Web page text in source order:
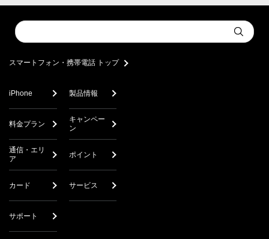
Conduct
a
Submit
スマートフォン・携帯電話 トップ
iPhone 製品情報
料金プラン
キャンペー
ン
通信・エリ
ア
ポイント
カード サービス
サポート